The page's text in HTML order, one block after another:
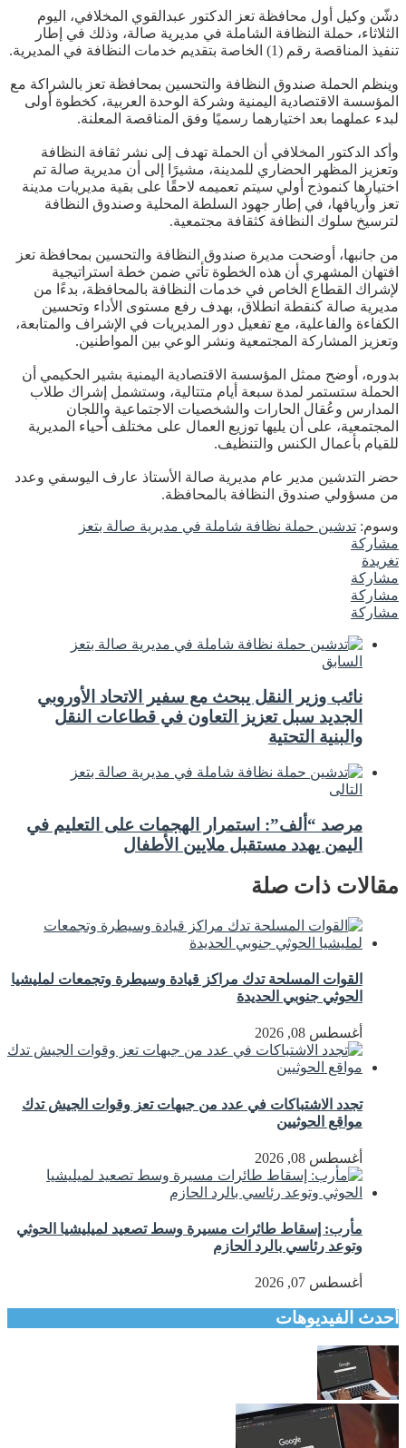
دشّن وكيل أول محافظة تعز الدكتور عبدالقوي المخلافي، اليوم
الثلاثاء، حملة النظافة الشاملة في مديرية صالة، وذلك في إطار
تنفيذ المناقصة رقم (1) الخاصة بتقديم خدمات النظافة في المديرية.
وينظم الحملة صندوق النظافة والتحسين بمحافظة تعز بالشراكة مع
المؤسسة الاقتصادية اليمنية وشركة الوحدة العربية، كخطوة أولى
لبدء عملهما بعد اختيارهما رسميًا وفق المناقصة المعلنة.
وأكد الدكتور المخلافي أن الحملة تهدف إلى نشر ثقافة النظافة
وتعزيز المظهر الحضاري للمدينة، مشيرًا إلى أن مديرية صالة تم
اختيارها كنموذج أولي سيتم تعميمه لاحقًا على بقية مديريات مدينة
تعز وأريافها، في إطار جهود السلطة المحلية وصندوق النظافة
لترسيخ سلوك النظافة كثقافة مجتمعية.
من جانبها، أوضحت مديرة صندوق النظافة والتحسين بمحافظة تعز
افتهان المشهري أن هذه الخطوة تأتي ضمن خطة استراتيجية
لإشراك القطاع الخاص في خدمات النظافة بالمحافظة، بدءًا من
مديرية صالة كنقطة انطلاق، بهدف رفع مستوى الأداء وتحسين
الكفاءة والفاعلية، مع تفعيل دور المديريات في الإشراف والمتابعة،
وتعزيز المشاركة المجتمعية ونشر الوعي بين المواطنين.
بدوره، أوضح ممثل المؤسسة الاقتصادية اليمنية بشير الحكيمي أن
الحملة ستستمر لمدة سبعة أيام متتالية، وستشمل إشراك طلاب
المدارس وعُقال الحارات والشخصيات الاجتماعية واللجان
المجتمعية، على أن يليها توزيع العمال على مختلف أحياء المديرية
للقيام بأعمال الكنس والتنظيف.
حضر التدشين مدير عام مديرية صالة الأستاذ عارف اليوسفي وعدد
من مسؤولي صندوق النظافة بالمحافظة.
وسوم: تدشين حملة نظافة شاملة في مديرية صالة بتعز
مشاركة
تغريدة
مشاركة
مشاركة
مشاركة
السابق
نائب وزير النقل يبحث مع سفير الاتحاد الأوروبي
الجديد سبل تعزيز التعاون في قطاعات النقل
والبنية التحتية
التالى
مرصد “ألف”: استمرار الهجمات على التعليم في
اليمن يهدد مستقبل ملايين الأطفال
مقالات ذات صلة
القوات المسلحة تدك مراكز قيادة وسيطرة وتجمعات لمليشيا
الحوثي جنوبي الحديدة
أغسطس 08, 2026
تجدد الاشتباكات في عدد من جبهات تعز وقوات الجيش تدك
مواقع الحوثيين
أغسطس 08, 2026
مأرب: إسقاط طائرات مسيرة وسط تصعيد لميليشيا الحوثي
وتوعد رئاسي بالرد الحازم
أغسطس 07, 2026
أحدث الفيديوهات